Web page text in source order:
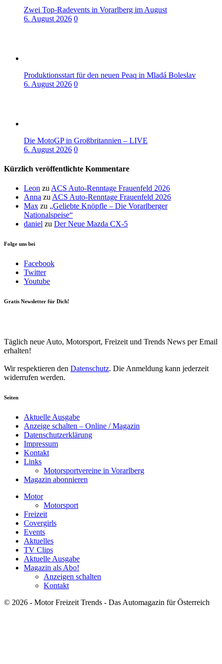
Zwei Top-Radevents in Vorarlberg im August
6. August 2026 0
Produktionsstart für den neuen Peaq in Mladá Boleslav
6. August 2026 0
Die MotoGP in Großbritannien – LIVE
6. August 2026 0
Kürzlich veröffentlichte Kommentare
Leon zu ACS Auto-Renntage Frauenfeld 2026
Anna zu ACS Auto-Renntage Frauenfeld 2026
Max zu „Geliebte Knöpfle – Die Vorarlberger
Nationalspeise“
daniel zu Der Neue Mazda CX-5
Folge uns bei
Facebook
Twitter
Youtube
Gratis Newsletter für Dich!
Täglich neue Auto, Motorsport, Freizeit und Trends News per Email
erhalten!
Wir respektieren den Datenschutz. Die Anmeldung kann jederzeit
widerrufen werden.
Seiten
Aktuelle Ausgabe
Anzeige schalten – Online / Magazin
Datenschutzerklärung
Impressum
Kontakt
Links
Motorsportvereine in Vorarlberg
Magazin abonnieren
Motor
Motorsport
Freizeit
Covergirls
Events
Aktuelles
TV Clips
Aktuelle Ausgabe
Magazin als Abo!
Anzeigen schalten
Kontakt
© 2026 - Motor Freizeit Trends - Das Automagazin für Österreich